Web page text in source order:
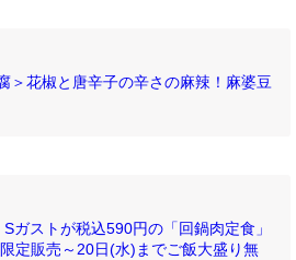
＞花椒と唐辛子の辛さの麻辣！麻婆豆
ガストが税込590円の「回鍋肉定食」
定販売～20日(水)までご飯大盛り無